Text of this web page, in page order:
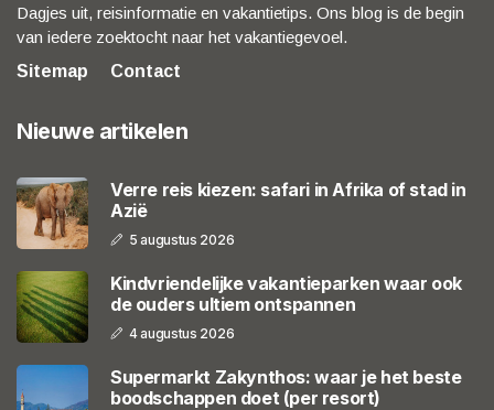
Dagjes uit, reisinformatie en vakantietips. Ons blog is de begin
van iedere zoektocht naar het vakantiegevoel.
Sitemap
Contact
Nieuwe artikelen
Verre reis kiezen: safari in Afrika of stad in
Azië
5 augustus 2026
Kindvriendelijke vakantieparken waar ook
de ouders ultiem ontspannen
4 augustus 2026
Supermarkt Zakynthos: waar je het beste
boodschappen doet (per resort)